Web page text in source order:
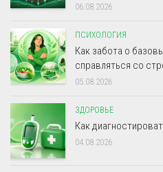
06.08.2026
ПСИХОЛОГИЯ
Как забота о
справляться со
05.08.2026
ЗДОРОВЬЕ
Как
04.08.2026